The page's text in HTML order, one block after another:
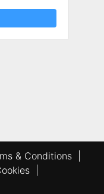
& Conditions
|